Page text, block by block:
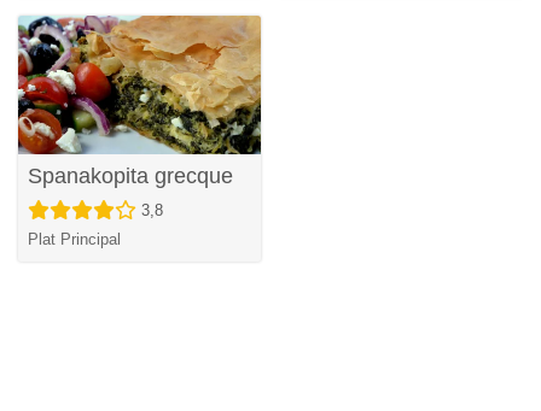
Spanakopita grecque
3,8
Plat Principal